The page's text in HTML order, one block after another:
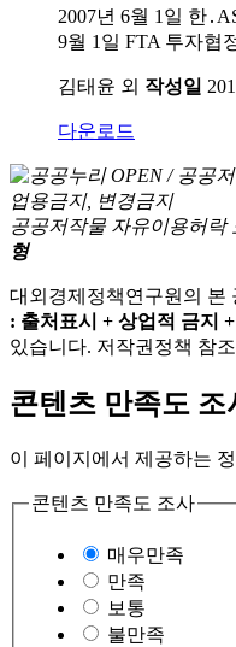
2007년 6월 1일 한
9월 1일 FTA 투자협
김태윤 외 작성일
다운로드
공공저작물 자유이용허락
형
대외경제정책연구원의 본
: 출처표시 + 상업적 금지
있습니다. 저작권정책 참조
콘텐츠 만족도 조
이 페이지에서 제공하는
콘텐츠 만족도 조사
매우만족
만족
보통
불만족